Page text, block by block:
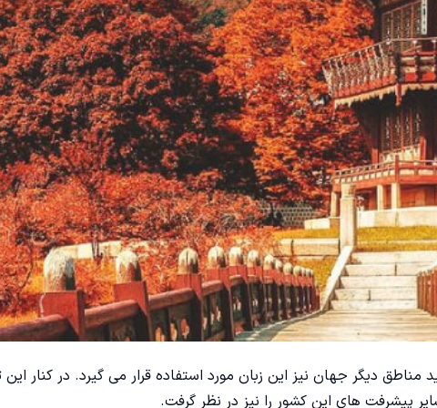
دیگر جهان نیز این زبان مورد استفاده قرار می گیرد. در کنار این
پیشرفت های این کشور را نیز در نظر گرفت.